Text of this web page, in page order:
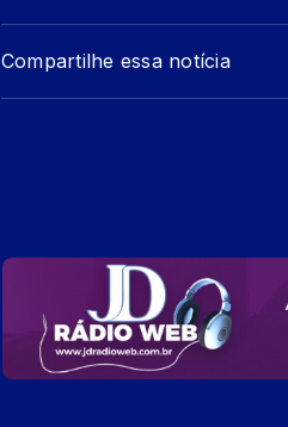
Compartilhe essa notícia